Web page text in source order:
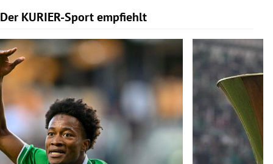
Der KURIER-Sport empfiehlt
Slide 1 von 5